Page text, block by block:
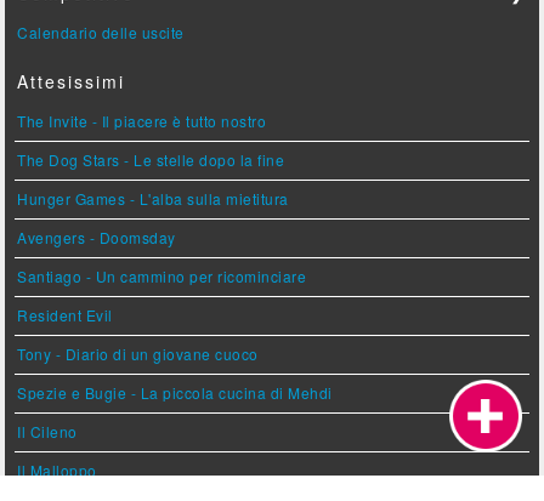
Calendario delle uscite
Attesissimi
The Invite - Il piacere è tutto nostro
The Dog Stars - Le stelle dopo la fine
Hunger Games - L'alba sulla mietitura
Avengers - Doomsday
Santiago - Un cammino per ricominciare
Resident Evil
Tony - Diario di un giovane cuoco
Spezie e Bugie - La piccola cucina di Mehdi
Il Cileno
Il Malloppo